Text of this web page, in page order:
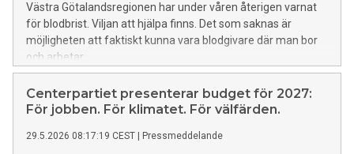
Västra Götalandsregionen har under våren återigen varnat
för blodbrist. Viljan att hjälpa finns. Det som saknas är
möjligheten att faktiskt kunna vara blodgivare där man bor
och arbetar.
Centerpartiet presenterar budget för 2027:
För jobben. För klimatet. För välfärden.
29.5.2026 08:17:19 CEST Pressmeddelande